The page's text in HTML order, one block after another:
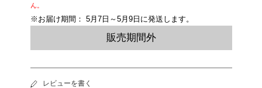
ん。
※お届け期間： 5月7日～5月9日に発送します。
販売期間外
レビューを書く